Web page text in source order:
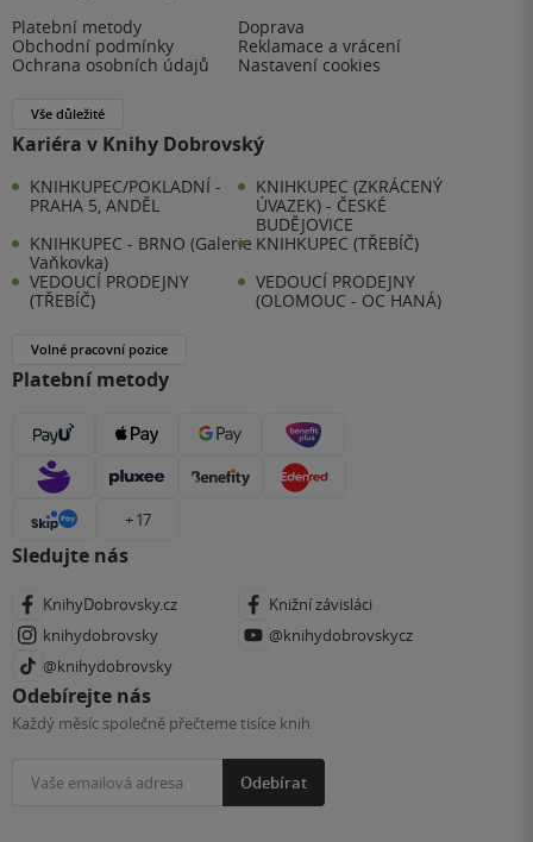
Platební metody
Doprava
Obchodní podmínky
Reklamace a vrácení
Ochrana osobních údajů
Nastavení cookies
Vše důležité
Kariéra v Knihy Dobrovský
KNIHKUPEC/POKLADNÍ -
PRAHA 5, ANDĚL
KNIHKUPEC (ZKRÁCENÝ
ÚVAZEK) - ČESKÉ
BUDĚJOVICE
KNIHKUPEC - BRNO (Galerie
Vaňkovka)
KNIHKUPEC (TŘEBÍČ)
VEDOUCÍ PRODEJNY
(TŘEBÍČ)
VEDOUCÍ PRODEJNY
(OLOMOUC - OC HANÁ)
Volné pracovní pozice
Platební metody
+ 17
Sledujte nás
KnihyDobrovsky.cz
Knižní závisláci
knihydobrovsky
@knihydobrovskycz
@knihydobrovsky
Odebírejte nás
Každý měsíc společně přečteme tisíce knih
Odebírat